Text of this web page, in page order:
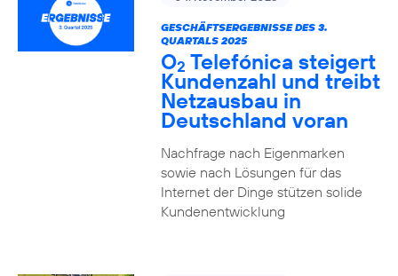
GESCHÄFTSERGEBNISSE DES 3.
QUARTALS 2025
O2 Telefónica steigert
Kundenzahl und treibt
Netzausbau in
Deutschland voran
Nachfrage nach Eigenmarken
sowie nach Lösungen für das
Internet der Dinge stützen solide
Kundenentwicklung